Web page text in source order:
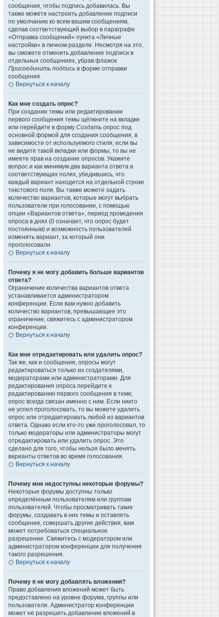
сообщения, чтобы подпись добавилась. Вы
также можете настроить добавление подписи
по умолчанию ко всем вашим сообщениям,
сделав соответствующий выбор в параграфе
«Отправка сообщений» пункта «Личные
настройки» в личном разделе. Несмотря на это,
вы сможете отменить добавление подписи в
отдельных сообщениях, убрав флажок
Присоединить подпись в форме отправки
сообщения.
Вернуться к началу
Как мне создать опрос?
При создании темы или редактировании
первого сообщения темы щёлкните на вкладке
или перейдите в форму Создать опрос под
основной формой для создания сообщения, в
зависимости от используемого стиля; если вы
не видите такой вкладки или формы, то вы не
имеете прав на создание опросов. Укажите
вопрос и как минимум два варианта ответа в
соответствующих полях, убедившись, что
каждый вариант находится на отдельной строке
текстового поля. Вы также можете задать
количество вариантов, которые могут выбрать
пользователи при голосовании, с помощью
опции «Вариантов ответа», период проведения
опроса в днях (0 означает, что опрос будет
постоянным) и возможность пользователей
изменять вариант, за который они
проголосовали.
Вернуться к началу
Почему я не могу добавить больше вариантов
ответа?
Ограничение количества вариантов ответа
устанавливается администратором
конференции. Если вам нужно добавить
количество вариантов, превышающее это
ограничение, свяжитесь с администратором
конференции.
Вернуться к началу
Как мне отредактировать или удалить опрос?
Так же, как и сообщения, опросы могут
редактироваться только их создателями,
модераторами или администраторами. Для
редактирования опроса перейдите к
редактированию первого сообщения в теме;
опрос всегда связан именно с ним. Если никто
не успел проголосовать, то вы можете удалить
опрос или отредактировать любой из вариантов
ответа. Однако если кто-то уже проголосовал, то
только модераторы или администраторы могут
отредактировать или удалить опрос. Это
сделано для того, чтобы нельзя было менять
варианты ответов во время голосования.
Вернуться к началу
Почему мне недоступны некоторые форумы?
Некоторые форумы доступны только
определённым пользователям или группам
пользователей. Чтобы просматривать такие
форумы, создавать в них темы и оставлять
сообщения, совершать другие действия, вам
может потребоваться специальное
разрешение. Свяжитесь с модератором или
администратором конференции для получения
такого разрешения.
Вернуться к началу
Почему я не могу добавлять вложения?
Право добавления вложений может быть
предоставлено на уровне форума, группы или
пользователя. Администратор конференции
может не разрешить добавление вложений в